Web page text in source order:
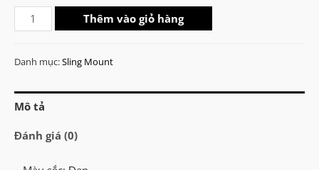
Ambidextrous
Swivel
Sling
Mount
số
Thêm vào giỏ hàng
Danh mục:Sling Mount
Mô tả
Đánh giá (0)